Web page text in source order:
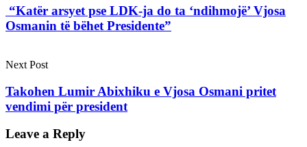
“Katër arsyet pse LDK-ja do ta ‘ndihmojë’ Vjosa
Osmanin të bëhet Presidente”
Next Post
Takohen Lumir Abixhiku e Vjosa Osmani pritet
vendimi për president
Leave a Reply